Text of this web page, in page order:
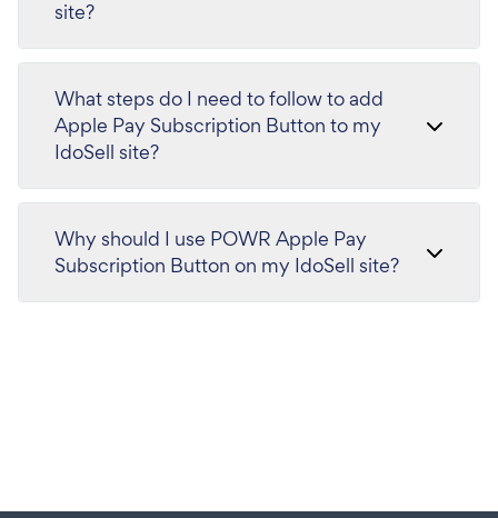
site?
What steps do I need to follow to add
Apple Pay Subscription Button to my
IdoSell site?
Why should I use POWR Apple Pay
Subscription Button on my IdoSell site?